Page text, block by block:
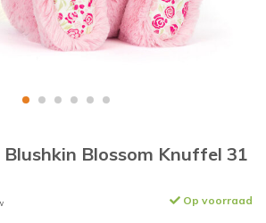
Blushkin Blossom Knuffel 31
Op voorraad